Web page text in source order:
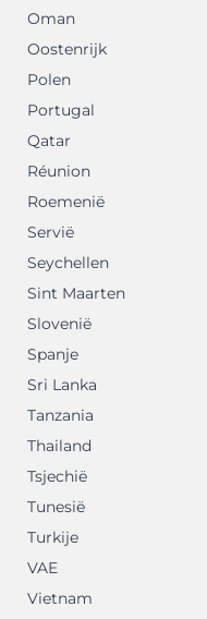
Oman
Oostenrijk
Polen
Portugal
Qatar
Réunion
Roemenië
Servië
Seychellen
Sint Maarten
Slovenië
Spanje
Sri Lanka
Tanzania
Thailand
Tsjechië
Tunesië
Turkije
VAE
Vietnam